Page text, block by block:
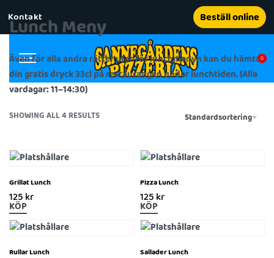
Kontakt Beställ online
0
Lunch Meny
Även för alla andra rätter utanför lunchmenyn kan du hämta
din gratis dryck 33cl på restaurangen under lunchtiden. (Alla
vardagar: 11–14:30)
SHOWING ALL 4 RESULTS Standardsortering
Grillat Lunch
125 kr
KÖP
Pizza Lunch
125 kr
KÖP
Rullar Lunch Sallader Lunch